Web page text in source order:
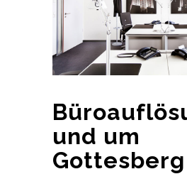
und um
Gottesberg